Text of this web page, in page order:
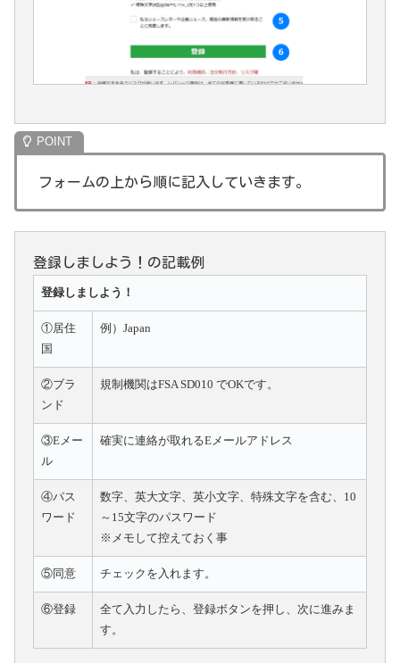
フォームの上から順に記入していきます。
登録しましよう！の記載例
登録しましよう！
①居住
国
例）Japan
②ブラ
ンド
規制機関はFSA SD010 でOKです。
③Eメー
ル
確実に連絡が取れるEメールアドレス
④パス
ワード
数字、英大文字、英小文字、特殊文字を含む、10
～15文字のパスワード
※メモして控えておく事
⑤同意 チェックを入れます。
⑥登録
全て入力したら、登録ボタンを押し、次に進みま
す。